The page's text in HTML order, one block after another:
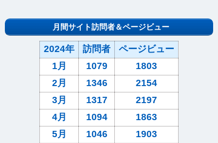
月間サイト訪問者＆ページビュー
2024年 訪問者
ページビュー
1月
1079
1803
2月
1346
2154
3月
1317
2197
4月
1094
1863
5月
1046
1903